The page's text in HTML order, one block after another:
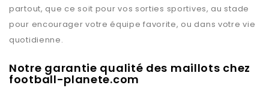
partout, que ce soit pour vos sorties sportives, au stade
pour encourager votre équipe favorite, ou dans votre vie
quotidienne.
Notre garantie qualité des maillots chez
football-planete.com